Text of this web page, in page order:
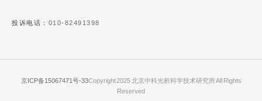
投诉电话： 010-82491398
京ICP备15067471号-33Copyright 2025 北京中科光析科学技术研究所 All Rights
Reserved